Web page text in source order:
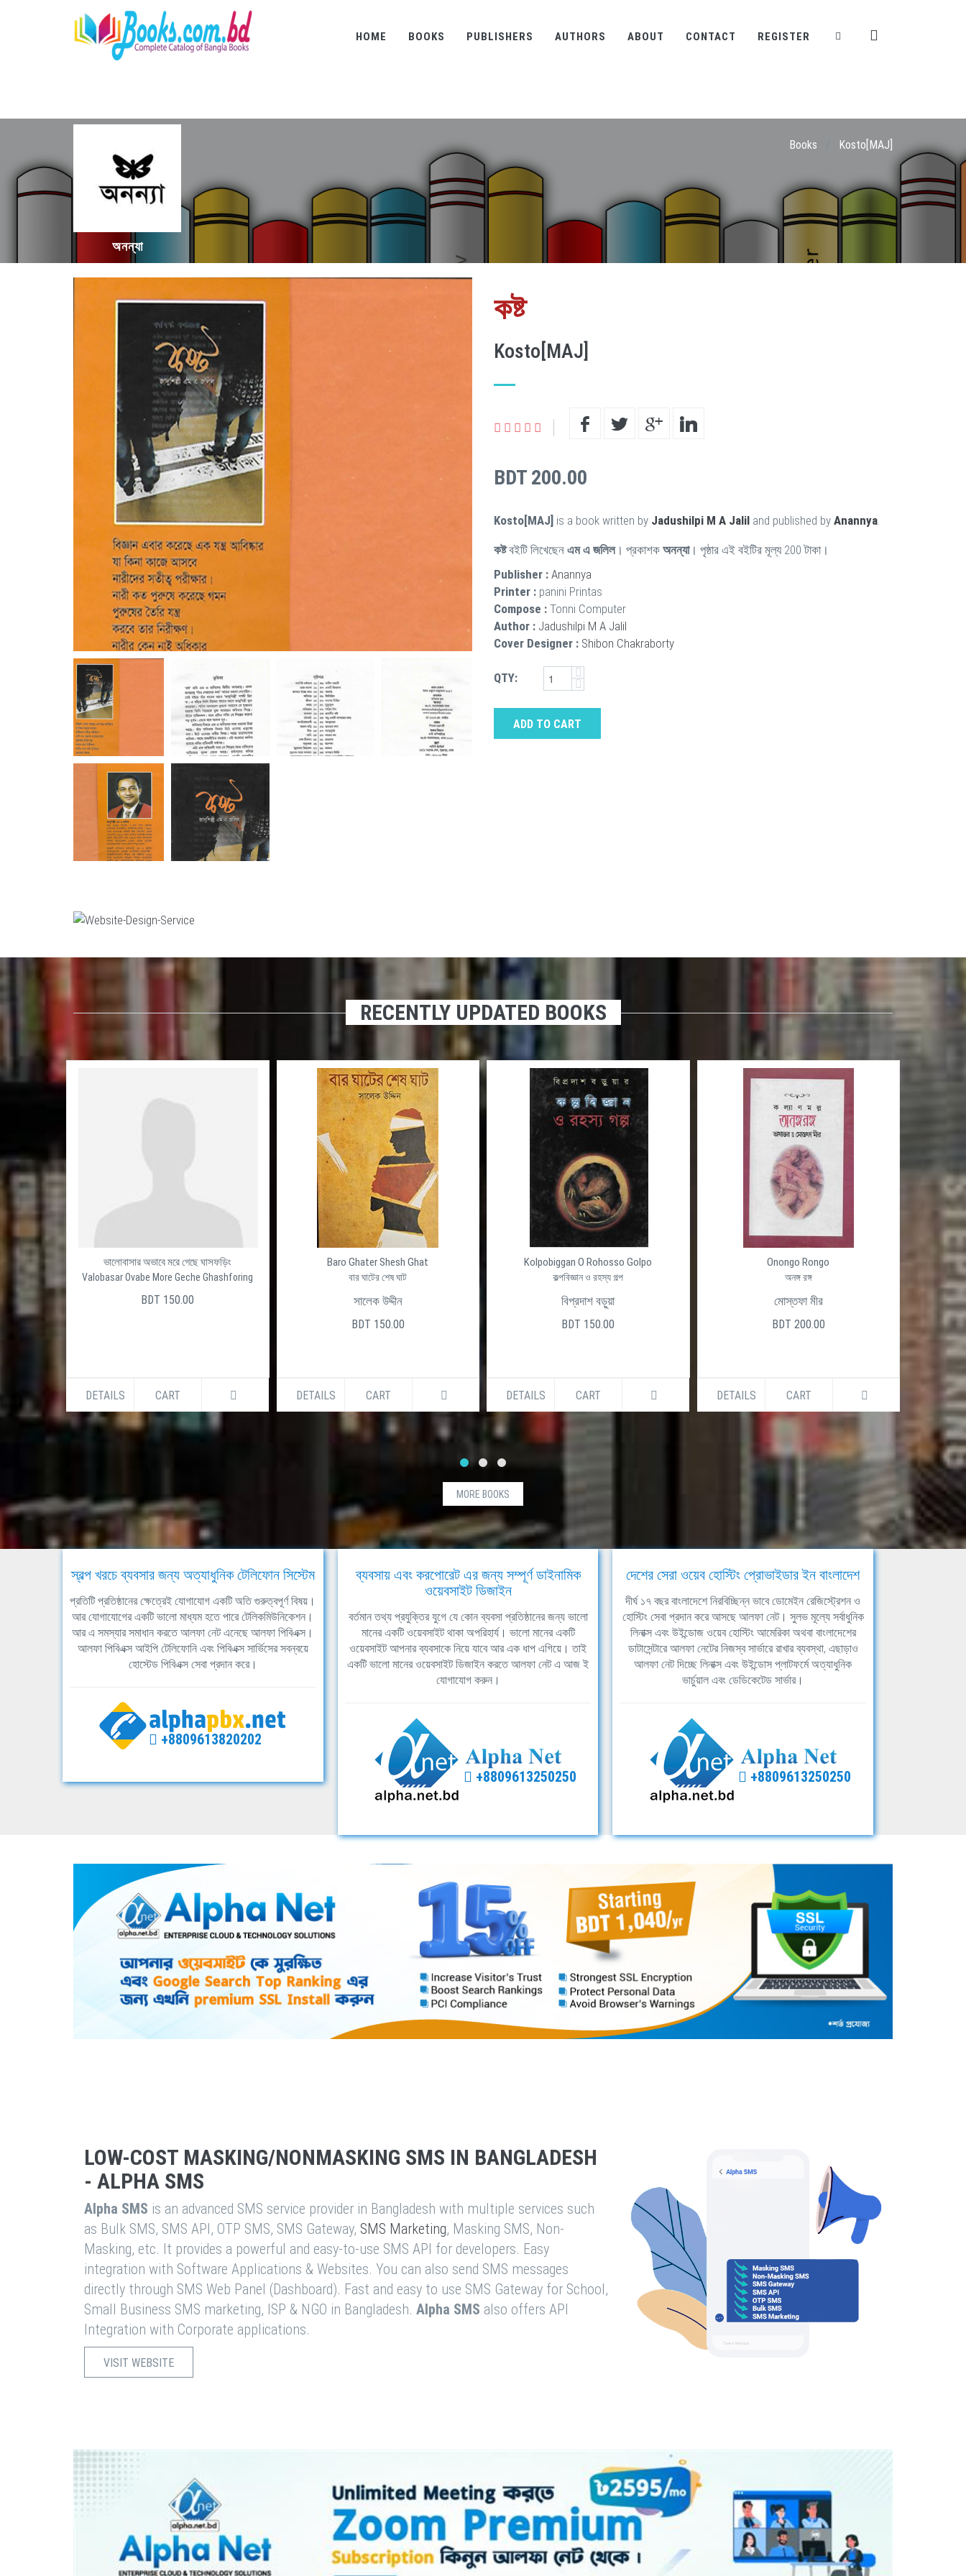
HOME BOOKS PUBLISHERS AUTHORS ABOUT CONTACT REGISTER
অনন্যা
Books Kosto[MAJ]
কষ্ট
Kosto[MAJ]
BDT 200.00
Kosto[MAJ] is a book written by Jadushilpi M A Jalil and published by Anannya.
কষ্টবইটি লিখেছেন এম এ জলিল। প্রকাশক অনন্যা। পৃষ্ঠার এই বইটির মূল্য 200 টাকা।
Publisher : Anannya
Printer : panini Printas
Compose : Tonni Computer
Author : Jadushilpi M A Jalil
Cover Designer : Shibon Chakraborty
QTY:
ADD TO CART
RECENTLY UPDATED BOOKS
ভালোবাসার অভাবে মরে গেছে ঘাসফড়িং
Valobasar Ovabe More Geche Ghashforing
BDT 150.00
DETAILS CART
Baro Ghater Shesh Ghat
বার ঘাটের শেষ ঘাট
সালেক উদ্দীন
BDT 150.00
DETAILS CART
Kolpobiggan O Rohosso Golpo
কল্পবিজ্ঞান ও রহস্য গল্প
বিপ্রদাশ বড়ুয়া
BDT 150.00
DETAILS CART
Onongo Rongo
অনঙ্গ রঙ্গ
মোস্তফা মীর
BDT 200.00
DETAILS CART DETAILS
MORE BOOKS
স্বল্প খরচে ব্যবসার জন্য অত্যাধুনিক টেলিফোন সিস্টেম
প্রতিটি প্রতিষ্ঠানের ক্ষেত্রেই যোগাযোগ একটি অতি গুরুত্বপূর্ণ বিষয়।
আর যোগাযোগের একটি ভালো মাধ্যম হতে পারে টেলিকমিউনিকেশন।
আর এ সমস্যার সমাধান করতে আলফা নেট এনেছে আলফা পিবিএক্স।
আলফা পিবিএক্স আইপি টেলিফোনি এবং পিবিএক্স সার্ভিসের সবন্বয়ে
হোস্টেড পিবিএক্স সেবা প্রদান করে।
+8809613820202
ব্যবসায় এবং করপোরেট এর জন্য সম্পূর্ণ ডাইনামিক
ওয়েবসাইট ডিজাইন
বর্তমান তথ্য প্রযুক্তির যুগে যে কোন ব্যবসা প্রতিষ্ঠানের জন্য ভালো
মানের একটি ওয়েবসাইট থাকা অপরিহার্য। ভালো মানের একটি
ওয়েবসাইট আপনার ব্যবসাকে নিয়ে যাবে আর এক ধাপ এগিয়ে। তাই
একটি ভালো মানের ওয়েবসাইট ডিজাইন করতে আলফা নেট এ আজ ই
যোগাযোগ করুন।
+8809613250250
দেশের সেরা ওয়েব হোস্টিং প্রোভাইডার ইন বাংলাদেশ
দীর্ঘ ১৭ বছর বাংলাদেশে নিরবিচ্ছিন্ন ভাবে ডোমেইন রেজিস্ট্রেশন ও
হোস্টিং সেবা প্রদান করে আসছে আলফা নেট। সুলভ মূল্যে সর্বাধুনিক
লিনাক্স এবং উইন্ডোজ ওয়েব হোস্টিং আমেরিকা অথবা বাংলাদেশের
ডাটাসেন্টারে আলফা নেটের নিজস্ব সার্ভারে রাখার ব্যবস্থা, এছাড়াও
আলফা নেট দিচ্ছে লিনাক্স এবং উইন্ডোস প্লাটফর্মে অত্যাধুনিক
ভার্চুয়াল এবং ডেডিকেটেড সার্ভার।
+8809613250250
LOW-COST MASKING/NONMASKING SMS IN BANGLADESH
- ALPHA SMS
Alpha SMS is an advanced SMS service provider in Bangladesh with multiple services such
as Bulk SMS, SMS API, OTP SMS, SMS Gateway, SMS Marketing, Masking SMS, Non-
Masking, etc. It provides a powerful and easy-to-use SMS API for developers. Easy
integration with Software Applications & Websites. You can also send SMS messages
directly through SMS Web Panel (Dashboard). Fast and easy to use SMS Gateway for School,
Small Business SMS marketing, ISP & NGO in Bangladesh. Alpha SMS also offers API
Integration with Corporate applications.
VISIT WEBSITE